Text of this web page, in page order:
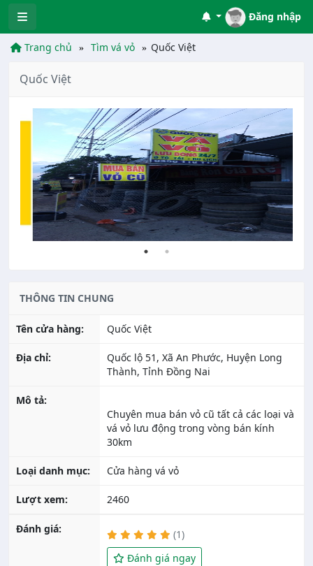
Đăng nhập
Trang chủ Tìm vá vỏ Quốc Việt
Quốc Việt
THÔNG TIN CHUNG
Tên cửa hàng: Quốc Việt
Địa chỉ:
Quốc lộ 51, Xã An Phước, Huyện Long
Thành, Tỉnh Đồng Nai
Mô tả:
Chuyên mua bán vỏ cũ tất cả các loại và
vá vỏ lưu động trong vòng bán kính
Loại danh mục: Cửa hàng vá vỏ
Lượt xem: 2460
Đánh giá:
(1)
Đánh giá ngay